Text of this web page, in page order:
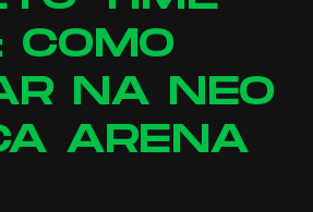
COMO
NA NEO
ARENA